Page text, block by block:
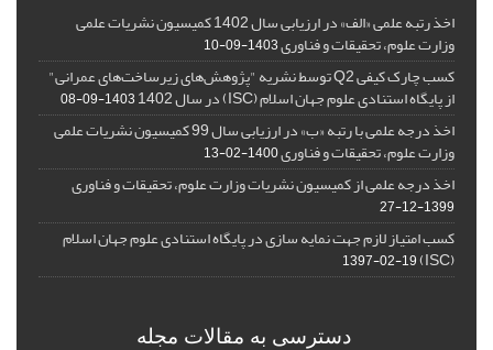
اخذ رتبه علمی «الف» در ارزیابی سال 1402 کمیسیون نشریات علمی
وزارت علوم، تحقیقات و فناوری1403-09-10
کسب چارک کیفی Q2 توسط نشریه "پژوهش‌های زیرساخت‌های عمرانی"
از پایگاه استنادی علوم جهان اسلام (ISC) در سال 1402 1403-09-08
اخذ درجه علمی با رتبه «ب» در ارزیابی سال 99 کمیسیون نشریات علمی
وزارت علوم، تحقیقات و فناوری1400-02-13
اخذ درجه علمی از کمیسیون نشریات وزارت علوم، تحقیقات و فناوری
1399-12-27
کسب امتیاز لازم جهت نمایه سازی در پایگاه استنادی علوم جهان اسلام
(ISC)
1397-02-19
دسترسی به مقالات مجله